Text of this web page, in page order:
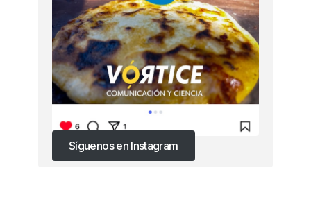
Síguenos en Instagram